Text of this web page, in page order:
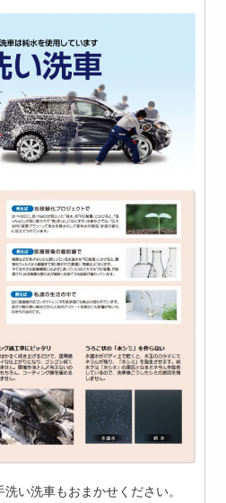
い洗車もおまかせください。